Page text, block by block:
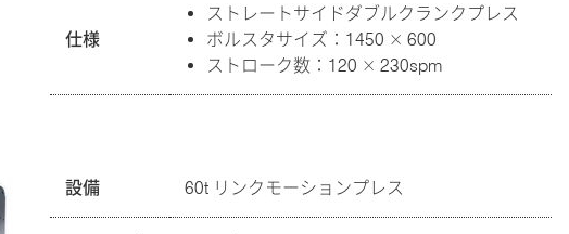
仕様
ストレートサイドダブルクランクプレス
ボルスタサイズ：1450 × 600
ストローク数：120 × 230spm
設備 60t リンクモーションプレス